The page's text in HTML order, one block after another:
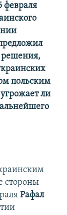
февраля
решения,
польским
ли
стороны
Рафал